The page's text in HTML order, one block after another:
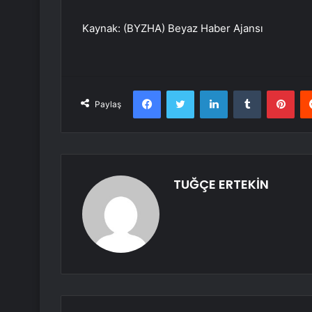
Kaynak: (BYZHA) Beyaz Haber Ajansı
Paylaş
FacebookTwitter LinkedInTumblr
TUĞÇE ERTEKİN